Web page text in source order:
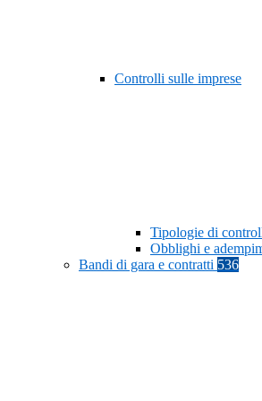
Controlli sulle imprese
Tipologie di
Obblighi e
Bandi di gara e contratti 536